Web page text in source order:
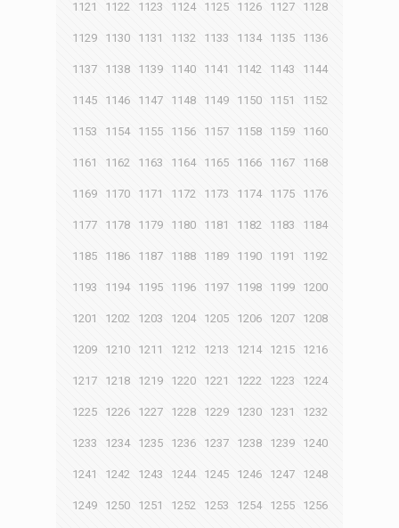
1121 1122 1123 1124 1125 1126 1127 1128
1129 1130 1131 1132 1133 1134 1135 1136
1137 1138 1139 1140 1141 1142 1143 1144
1145 1146 1147 1148 1149 1150 1151 1152
1153 1154 1155 1156 1157 1158 1159 1160
1161 1162 1163 1164 1165 1166 1167 1168
1169 1170 1171 1172 1173 1174 1175 1176
1177 1178 1179 1180 1181 1182 1183 1184
1185 1186 1187 1188 1189 1190 1191 1192
1193 1194 1195 1196 1197 1198 1199 1200
1201 1202 1203 1204 1205 1206 1207 1208
1209 1210 1211 1212 1213 1214 1215 1216
1217 1218 1219 1220 1221 1222 1223 1224
1225 1226 1227 1228 1229 1230 1231 1232
1233 1234 1235 1236 1237 1238 1239 1240
1241 1242 1243 1244 1245 1246 1247 1248
1249 1250 1251 1252 1253 1254 1255 1256